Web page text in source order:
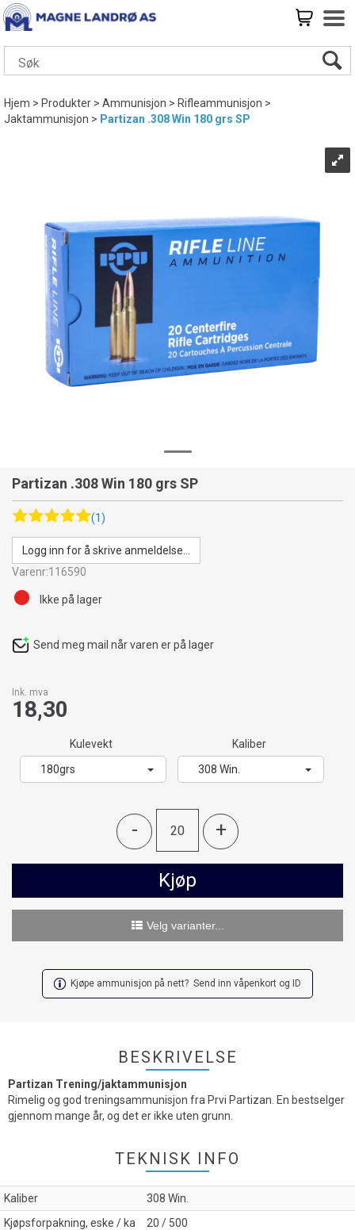
Hjem>Produkter>Ammunisjon>Rifleammunisjon>
Jaktammunisjon> Partizan .308 Win 180 grs SP
Partizan .308 Win 180 grs SP
(1)
Logg inn for å skrive anmeldelse...
Varenr:116590
Ink. mva
18,30
Kulevekt
180grs
Kaliber
308 Win.
- +
Kjøp
Velg varianter...
Ikke på lager
Send meg mail når varen er på lager
Kjøpe ammunisjon på nett? Send inn våpenkort og ID
BESKRIVELSE
Partizan Trening/jaktammunisjon
Rimelig og god treningsammunisjon fra Prvi Partizan. En bestselger
gjennom mange år, og det er ikke uten grunn.
TEKNISK INFO
Kaliber
308 Win.
Kjøpsforpakning, eske / ka
20 / 500